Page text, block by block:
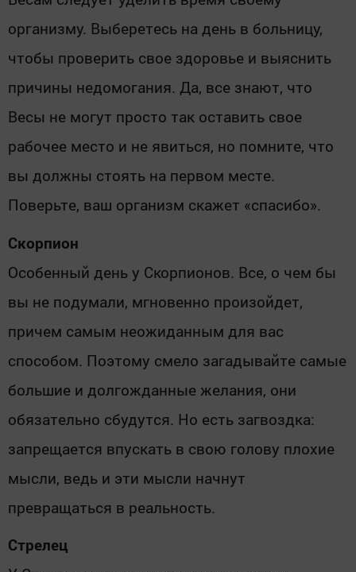
организму. Выберетесь на день в больницу,
чтобы проверить свое здоровье и выяснить
причины недомогания. Да, все знают, что
Весы не могут просто так оставить свое
рабочее место и не явиться, но помните, что
вы должны стоять на первом месте.
Поверьте, ваш организм скажет «спасибо».
Скорпион
Особенный день у Скорпионов. Все, о чем бы
вы не подумали, мгновенно произойдет,
причем самым неожиданным для вас
способом. Поэтому смело загадывайте самые
большие и долгожданные желания, они
обязательно сбудутся. Но есть загвоздка:
запрещается впускать в свою голову плохие
мысли, ведь и эти мысли начнут
превращаться в реальность.
Стрелец